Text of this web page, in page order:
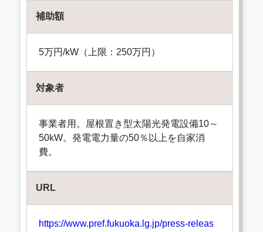
補助額
5万円/kW（上限：250万円）
対象者
事業者用。屋根置き型太陽光発電設備10～
50kW。発電電力量の50％以上を自家消
費。
URL
https://www.pref.fukuoka.lg.jp/press-releas